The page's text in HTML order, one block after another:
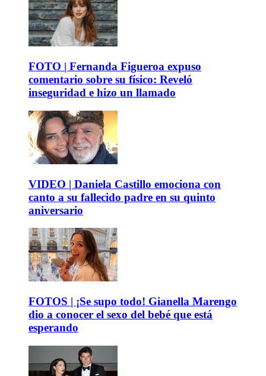
FOTO | Fernanda Figueroa expuso
comentario sobre su físico: Reveló
inseguridad e hizo un llamado
VIDEO | Daniela Castillo emociona con
canto a su fallecido padre en su quinto
aniversario
FOTOS | ¡Se supo todo! Gianella Marengo
dio a conocer el sexo del bebé que está
esperando